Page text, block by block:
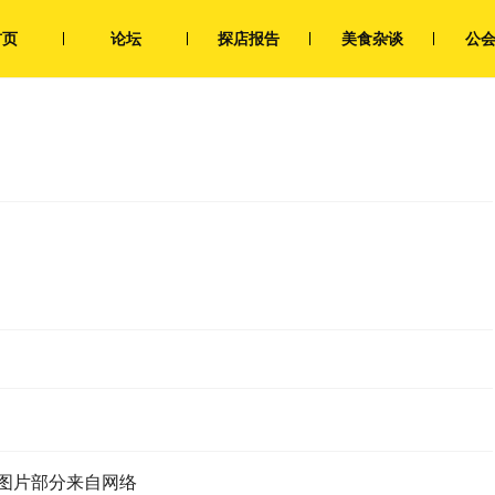
论坛 探店报告 美食杂谈 公
片部分来自网络